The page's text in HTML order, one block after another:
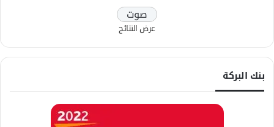
عرض النتائج
بنك البركة